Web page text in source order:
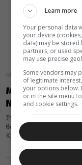
01 Απριλίου 2022
Μητρόπολη
Νηστειών – Ε΄
Στον Ιερό Ναό Αγίου
θα ομιλήσει την
Κλίμακος), ο Σεβ....
Learn more
Your personal data
your device
data) may be stored
partners, or used
may use precise
Some vendors may
of legitimate
your options below.
or in the site menu
and cookie settings.